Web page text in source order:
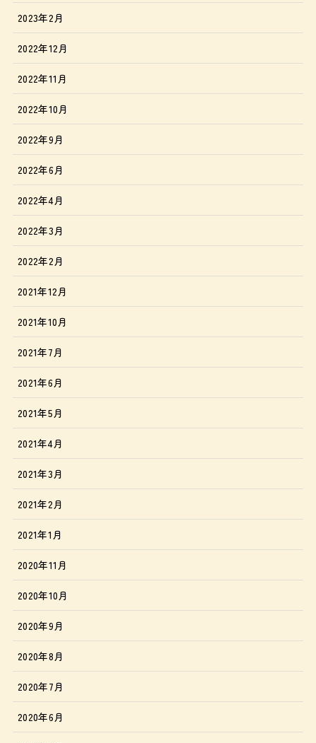
2023年2月
2022年12月
2022年11月
2022年10月
2022年9月
2022年6月
2022年4月
2022年3月
2022年2月
2021年12月
2021年10月
2021年7月
2021年6月
2021年5月
2021年4月
2021年3月
2021年2月
2021年1月
2020年11月
2020年10月
2020年9月
2020年8月
2020年7月
2020年6月